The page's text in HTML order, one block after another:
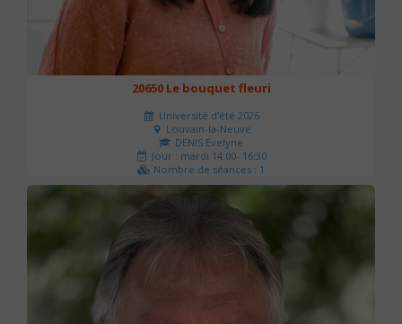
20650 Le bouquet fleuri
Université d'été 2026
Louvain-la-Neuve
DENIS Evelyne
Jour : mardi 14:00- 16:30
Nombre de séances : 1
60 €